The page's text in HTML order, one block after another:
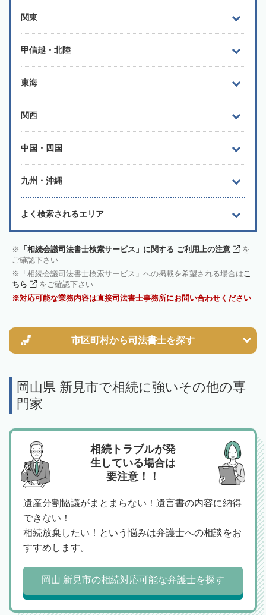
関東
甲信越・北陸
東海
関西
中国・四国
九州・沖縄
よく検索されるエリア
「相続会議司法書士検索サービス」に関する ご利用上の注意
を
ご確認下さい
「相続会議司法書士検索サービス」への掲載を希望される場合はこ
ちら
をご確認下さい
対応可能な業務内容は直接司法書士事務所にお問い合わせください
市区町村から司法書士を探す
岡山県 新見市で相続に強いその他の専
門家
相続トラブルが発
生している場合は
要注意！！
遺産分割協議がまとまらない！遺言書の内容に納得
できない！
相続放棄したい！という悩みは弁護士への相談をお
すすめします。
岡山 新見市の相続対応可能な弁護士を探す